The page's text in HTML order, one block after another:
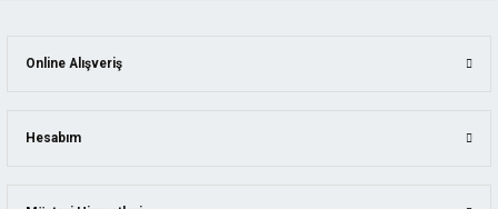
Online Alışveriş
Hesabım